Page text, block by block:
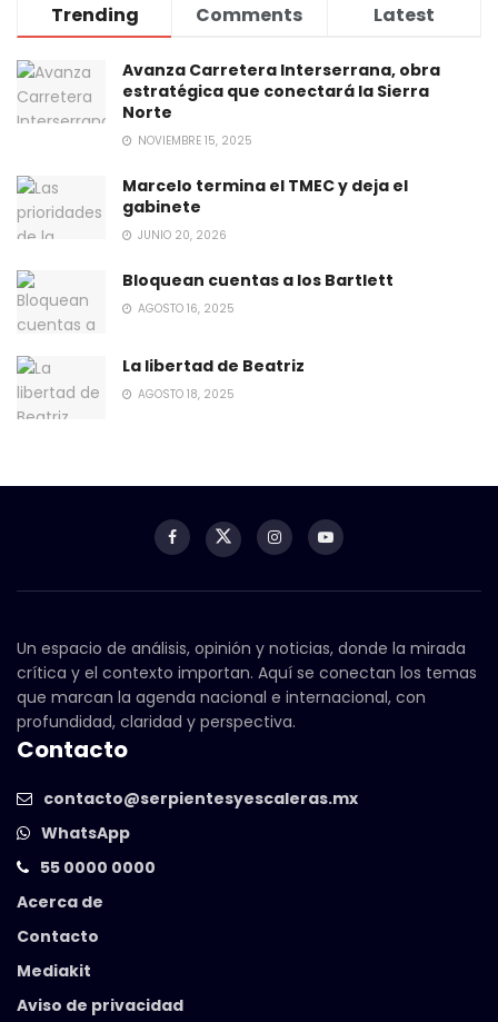
Trending Comments Latest
Avanza Carretera Interserrana, obra
estratégica que conectará la Sierra
Norte
NOVIEMBRE 15, 2025
Marcelo termina el TMEC y deja el
gabinete
JUNIO 20, 2026
Bloquean cuentas a los Bartlett
AGOSTO 16, 2025
La libertad de Beatriz
AGOSTO 18, 2025
Un espacio de análisis, opinión y noticias, donde la mirada
crítica y el contexto importan. Aquí se conectan los temas
que marcan la agenda nacional e internacional, con
profundidad, claridad y perspectiva.
Contacto
contacto@serpientesyescaleras.mx
WhatsApp
55 0000 0000
Acerca de
Contacto
Mediakit
Aviso de privacidad